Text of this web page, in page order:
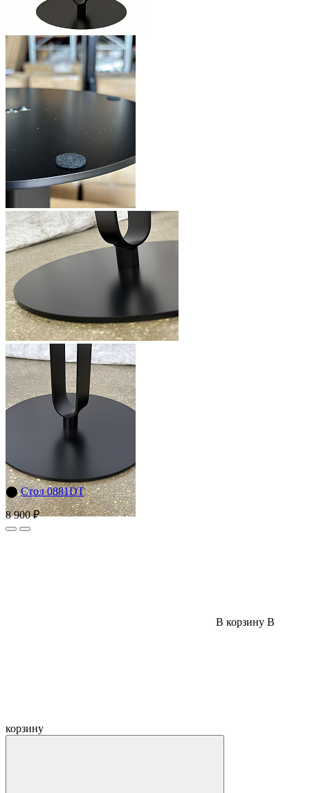
⬤ Стол 0881DT
8 900 ₽
В корзину В
корзину